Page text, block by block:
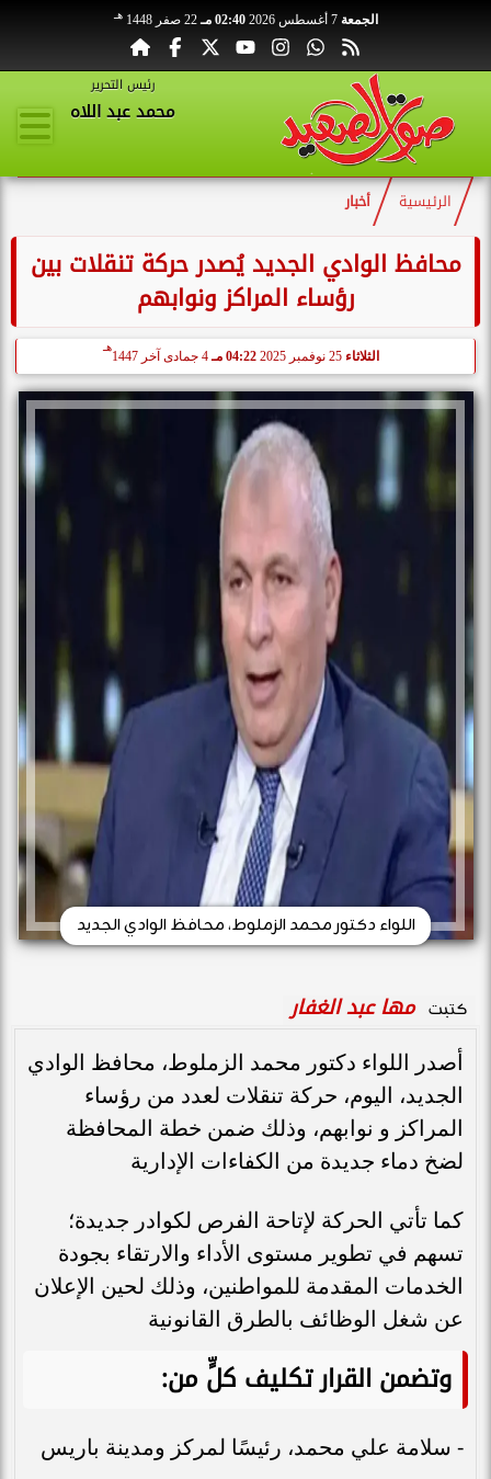
الجمعة 7 أغسطس 2026 02:40 مـ 22 صفر 1448 هـ
رئيس التحرير
محمد عبد اللاه
الرئيسية أخبار
محافظ الوادي الجديد يُصدر حركة تنقلات بين
رؤساء المراكز ونوابهم
الثلاثاء 04:22 مـ 4 جمادى آخر 1447
هـ
اللواء دكتور محمد الزملوط، محافظ الوادي الجديد
كتبت مها عبد الغفار
أصدر اللواء دكتور محمد الزملوط، محافظ الوادي
الجديد، اليوم، حركة تنقلات لعدد من رؤساء
المراكز و نوابهم، وذلك ضمن خطة المحافظة
لضخ دماء جديدة من الكفاءات الإدارية
كما تأتي الحركة لإتاحة الفرص لكوادر جديدة؛
تسهم في تطوير مستوى الأداء والارتقاء بجودة
الخدمات المقدمة للمواطنين، وذلك لحين الإعلان
عن شغل الوظائف بالطرق القانونية
وتضمن القرار تكليف كلٍّ من:
- سلامة علي محمد، رئيسًا لمركز ومدينة باريس